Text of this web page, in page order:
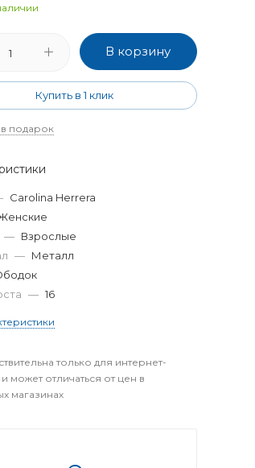
В корзину
Купить в 1 клик
подарок
Carolina Herrera
— Взрослые
— Металл
— 16
только для интернет-
может отличаться от цен в
магазинах